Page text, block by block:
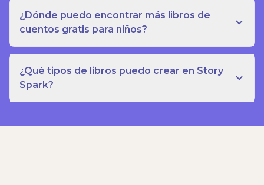
¿Dónde puedo encontrar más libros de
cuentos gratis para niños?
¿Qué tipos de libros puedo crear en Story
Spark?